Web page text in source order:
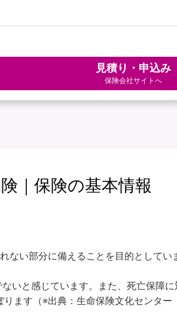
見積り・申込み
保険会社サイトへ
｜保険の基本情報
い部分に備えることを目的としてい
いと感じています。また、死亡保障
ます（※出典：生命保険文化センタ